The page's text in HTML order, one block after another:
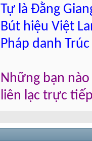
Tự là Đằng
Bút hiệu Việt
Pháp danh
Những bạn
liên lạc trực